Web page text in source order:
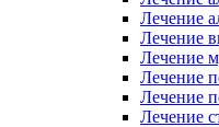
Лечение
Лечение
Лечение
Лечение
Лечение
Лечение